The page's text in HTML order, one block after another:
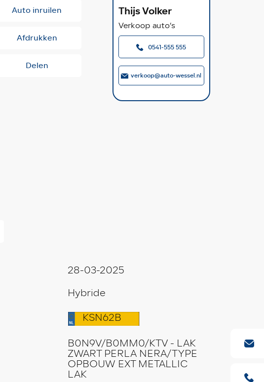
Auto inruilen
Afdrukken
Delen
Thijs Volker
Verkoop auto’s
0541-555 555
verkoop@auto-wessel.nl
28-03-2025
Hybride
KSN62B
B0N9V/B0MM0/KTV - LAK
ZWART PERLA NERA/TYPE
OPBOUW EXT METALLIC
LAK